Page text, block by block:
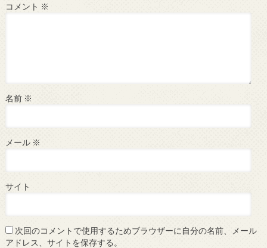
コメント ※
名前 ※
メール ※
サイト
次回のコメントで使用するためブラウザーに自分の名前、メール
アドレス、サイトを保存する。